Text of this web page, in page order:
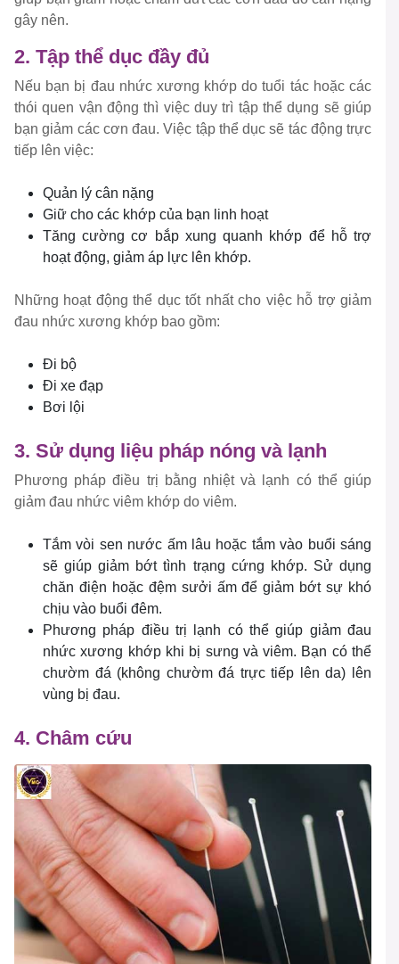
gây nên.
2. Tập thể dục đầy đủ
Nếu bạn bị đau nhức xương khớp do tuổi tác hoặc các
thói quen vận động thì việc duy trì tập thể dụng sẽ giúp
bạn giảm các cơn đau. Việc tập thể dục sẽ tác động trực
tiếp lên việc:
Quản lý cân nặng
Giữ cho các khớp của bạn linh hoạt
Tăng cường cơ bắp xung quanh khớp để hỗ trợ
hoạt động, giảm áp lực lên khớp.
Những hoạt động thể dục tốt nhất cho việc hỗ trợ giảm
đau nhức xương khớp bao gồm:
Đi bộ
Đi xe đạp
Bơi lội
3. Sử dụng liệu pháp nóng và lạnh
Phương pháp điều trị bằng nhiệt và lạnh có thể giúp
giảm đau nhức viêm khớp do viêm.
Tắm vòi sen nước ấm lâu hoặc tắm vào buổi sáng
sẽ giúp giảm bớt tình trạng cứng khớp. Sử dụng
chăn điện hoặc đệm sưởi ấm để giảm bớt sự khó
chịu vào buổi đêm.
Phương pháp điều trị lạnh có thể giúp giảm đau
nhức xương khớp khi bị sưng và viêm. Bạn có thể
chườm đá (không chườm đá trực tiếp lên da) lên
vùng bị đau.
4. Châm cứu